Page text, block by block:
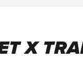
X